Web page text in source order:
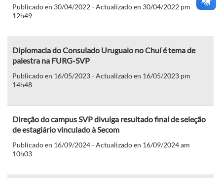
Publicado en 30/04/2022 - Actualizado en 30/04/2022 pm
12h49
Diplomacia do Consulado Uruguaio no Chuí é tema de
palestra na FURG-SVP
Publicado en 16/05/2023 - Actualizado en 16/05/2023 pm
14h48
Direção do campus SVP divulga resultado final de seleção
de estagiário vinculado à Secom
Publicado en 16/09/2024 - Actualizado en 16/09/2024 am
10h03